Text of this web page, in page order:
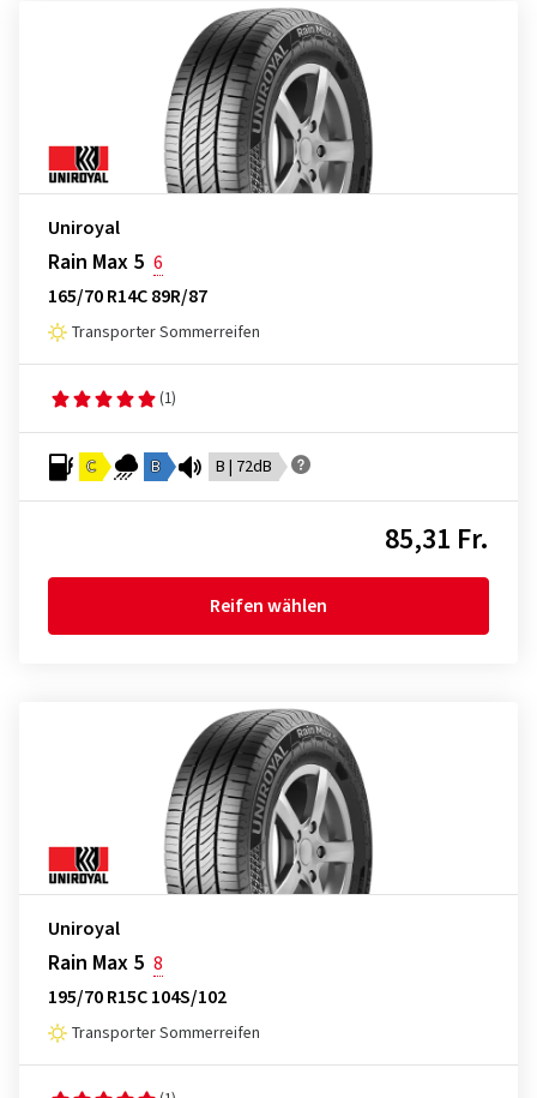
Uniroyal
Rain Max 5 6
165/70 R14C 89R/87
Transporter Sommerreifen
(1)
C B B | 72dB
85,31 Fr.
Reifen wählen
Uniroyal
Rain Max 5 8
195/70 R15C 104S/102
Transporter Sommerreifen